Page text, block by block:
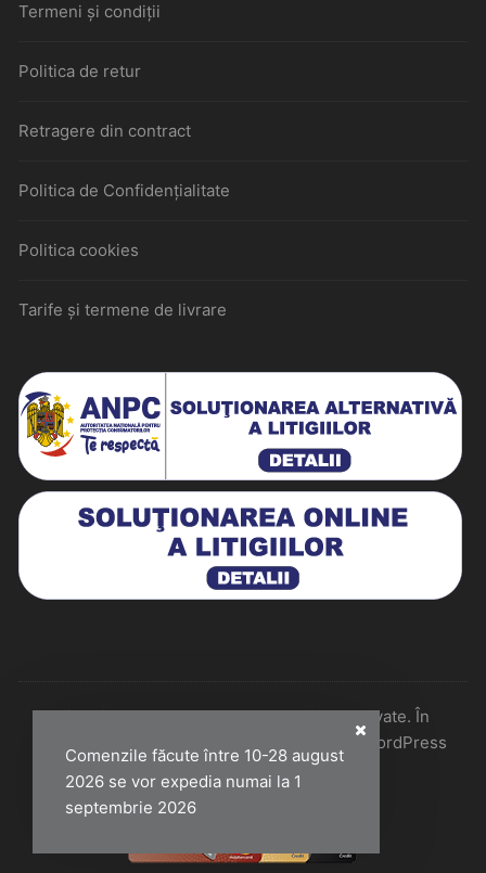
Comenzile făcute între 10-28 august
2026 se vor expedia numai la 1
septembrie 2026
Termeni și condiții
Politica de retur
Retragere din contract
Politica de Confidențialitate
Politica cookies
Tarife și termene de livrare
Historiarum 2026 - Toate drepturile rezervate. În
colaborare cu Perfect Pixel & Mentenanță WordPress